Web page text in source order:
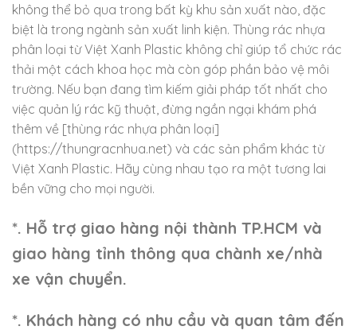
không thể bỏ qua trong bất kỳ khu sản xuất nào, đặc
biệt là trong ngành sản xuất linh kiện. Thùng rác nhựa
phân loại từ Việt Xanh Plastic không chỉ giúp tổ chức rác
thải một cách khoa học mà còn góp phần bảo vệ môi
trường. Nếu bạn đang tìm kiếm giải pháp tốt nhất cho
việc quản lý rác kỹ thuật, đừng ngần ngại khám phá
thêm về [thùng rác nhựa phân loại]
(https://thungracnhua.net) và các sản phẩm khác từ
Việt Xanh Plastic. Hãy cùng nhau tạo ra một tương lai
bền vững cho mọi người.
*. Hỗ trợ giao hàng nội thành TP.HCM và
giao hàng tỉnh thông qua chành xe/nhà
xe vận chuyển.
*. Khách hàng có nhu cầu và quan tâm đến